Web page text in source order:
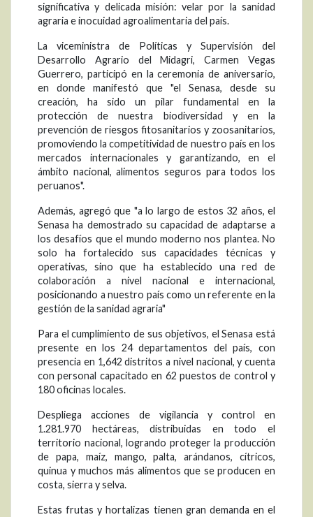
significativa y delicada misión: velar por la sanidad
agraria e inocuidad agroalimentaria del país.
La viceministra de Políticas y Supervisión del
Desarrollo Agrario del Midagri, Carmen Vegas
Guerrero, participó en la ceremonia de aniversario,
en donde manifestó que "el Senasa, desde su
creación, ha sido un pilar fundamental en la
protección de nuestra biodiversidad y en la
prevención de riesgos fitosanitarios y zoosanitarios,
promoviendo la competitividad de nuestro país en los
mercados internacionales y garantizando, en el
ámbito nacional, alimentos seguros para todos los
peruanos".
Además, agregó que "a lo largo de estos 32 años, el
Senasa ha demostrado su capacidad de adaptarse a
los desafíos que el mundo moderno nos plantea. No
solo ha fortalecido sus capacidades técnicas y
operativas, sino que ha establecido una red de
colaboración a nivel nacional e internacional,
posicionando a nuestro país como un referente en la
gestión de la sanidad agraria"
Para el cumplimiento de sus objetivos, el Senasa está
presente en los 24 departamentos del país, con
presencia en 1,642 distritos a nivel nacional, y cuenta
con personal capacitado en 62 puestos de control y
180 oficinas locales.
Despliega acciones de vigilancia y control en
1.281.970 hectáreas, distribuidas en todo el
territorio nacional, logrando proteger la producción
de papa, maíz, mango, palta, arándanos, cítricos,
quinua y muchos más alimentos que se producen en
costa, sierra y selva.
Estas frutas y hortalizas tienen gran demanda en el